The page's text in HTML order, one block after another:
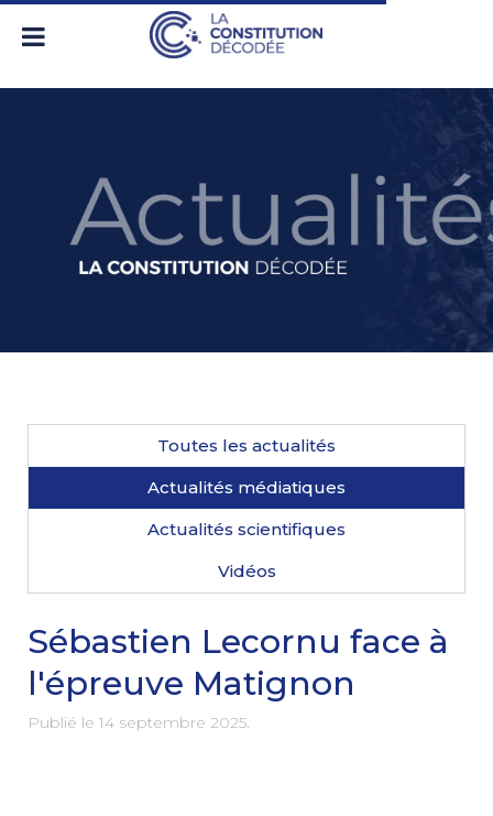
Toutes les actualités
Actualités médiatiques
Actualités scientifiques
Vidéos
Sébastien Lecornu face à
l'épreuve Matignon
Publié le 14 septembre 2025.